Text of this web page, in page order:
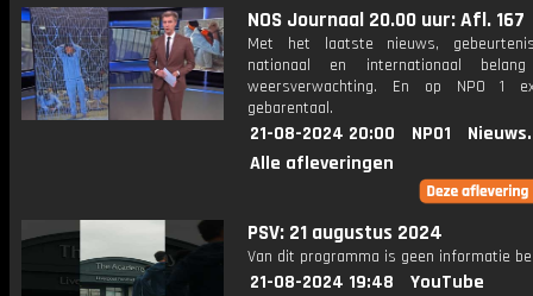
NOS Journaal 20.00 uur: Afl. 167
Met het laatste nieuws,
nationaal en internationaal
weersverwachting. En op NPO 1
gebarentaal.
21-08-2024 20:00 NPO1
Alle afleveringen
PSV: 21 augustus 2024
Van dit programma is geen informatie
21-08-2024 19:48
YouTube